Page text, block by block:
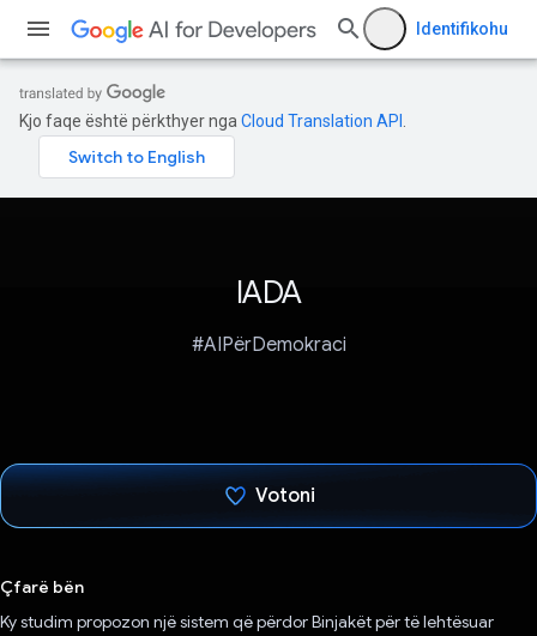
Identifikohu
Kjo faqe është përkthyer nga Cloud Translation API
IADA
#AIPërDemokraci
Votoni
Çfarë bën
Ky studim propozon një sistem që përdor Binjakët për të lehtësuar